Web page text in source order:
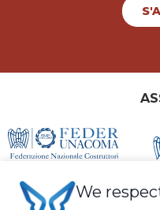
We